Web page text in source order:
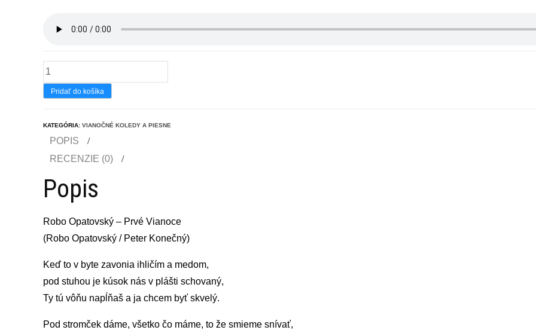
množstvo
Robo
Opatovsky
Beata
Prve
Vianoce
Pridať do košíka
KATEGÓRIA: VIANOČNÉ KOLEDY A PIESNE
POPIS
RECENZIE (0)
Popis
Robo Opatovský – Prvé Vianoce
(Robo Opatovský / Peter Konečný)
Keď to v byte zavonia ihličím a medom,
pod stuhou je kúsok nás v plášti schovaný,
Ty tú vôňu napĺňaš a ja chcem byť skvelý.
Pod stromček dáme, všetko čo máme, to že smieme snívať,